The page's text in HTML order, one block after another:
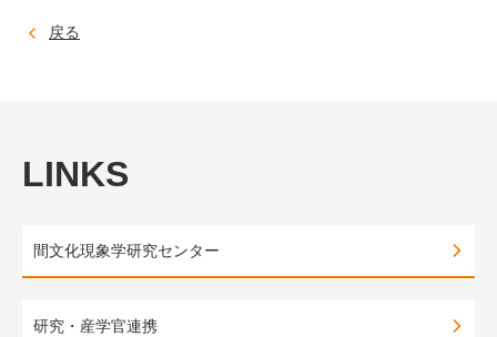
戻る
LINKS
間文化現象学研究センター
研究・産学官連携